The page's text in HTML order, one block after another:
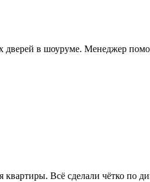
в шоуруме. Менеджер
Всё сделали чётко по